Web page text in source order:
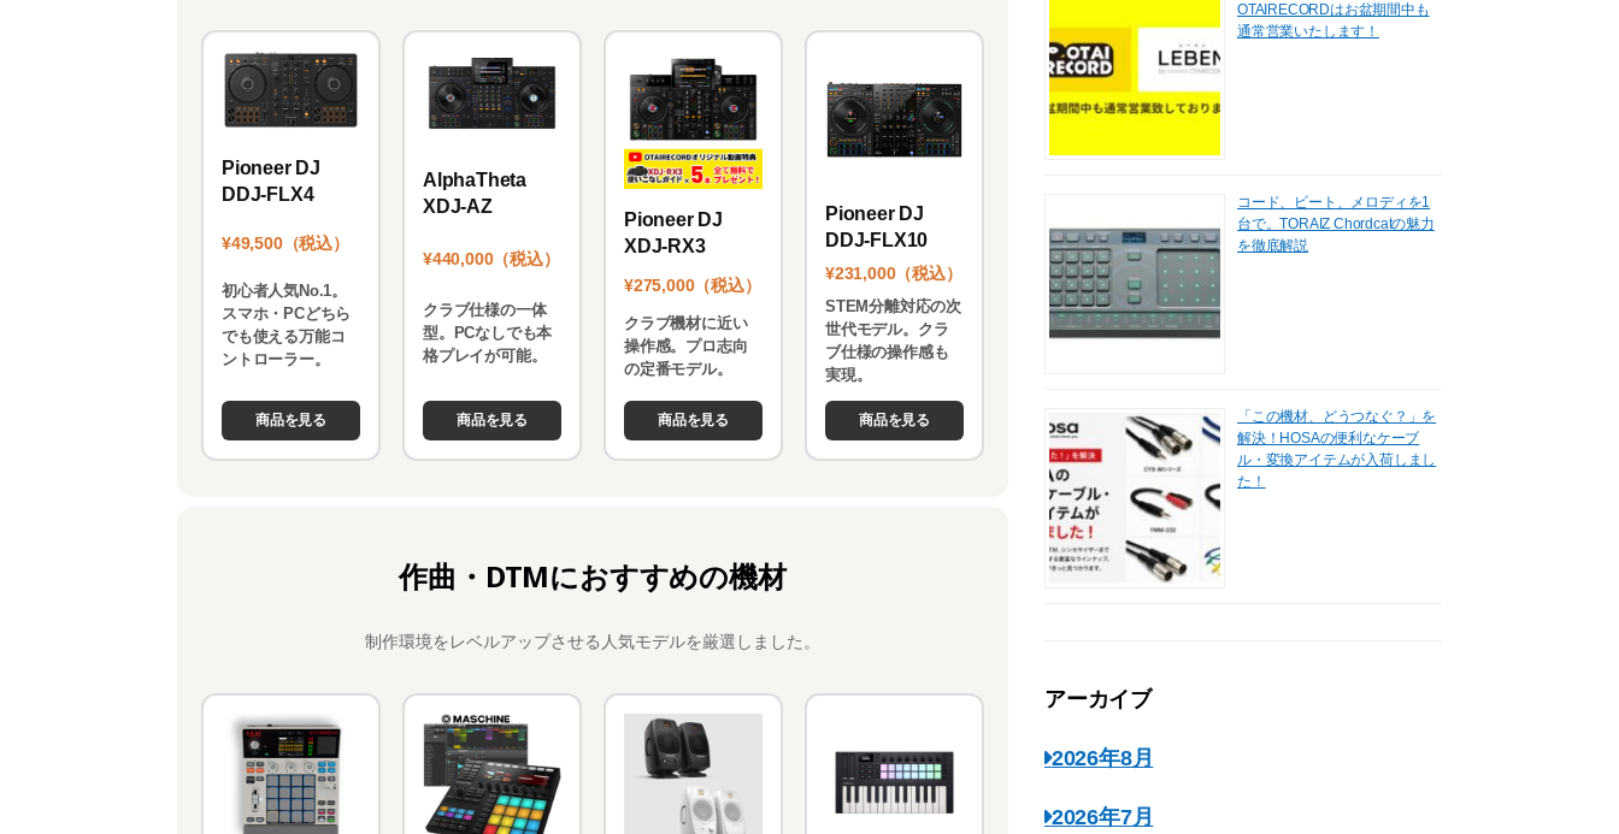
o
k
n
Pioneer DJ
DDJ-FLX4
¥49,500（税込）
初心者人気No.1。
スマホ・PCどちら
でも使える万能コ
ントローラー。
商品を見る
AlphaTheta
XDJ-AZ
¥440,000（税込）
クラブ仕様の一体
型。PCなしでも本
格プレイが可能。
商品を見る
Pioneer DJ
XDJ-RX3
¥275,000（税込）
クラブ機材に近い
操作感。プロ志向
の定番モデル。
商品を見る
Pioneer DJ
DDJ-FLX10
¥231,000（税込）
STEM分離対応の次
世代モデル。クラ
ブ仕様の操作感も
実現。
商品を見る
作曲・DTMにおすすめの機材
制作環境をレベルアップさせる人気モデルを厳選しました。
OTAIRECORDはお盆期間中も
通常営業いたします！
コード、ビート、メロディを1
台で。TORAIZ Chordcatの魅力
を徹底解説
「この機材、どうつなぐ？」を
解決！HOSAの便利なケーブ
ル・変換アイテムが入荷しまし
た！
アーカイブ
2026年8月
2026年7月